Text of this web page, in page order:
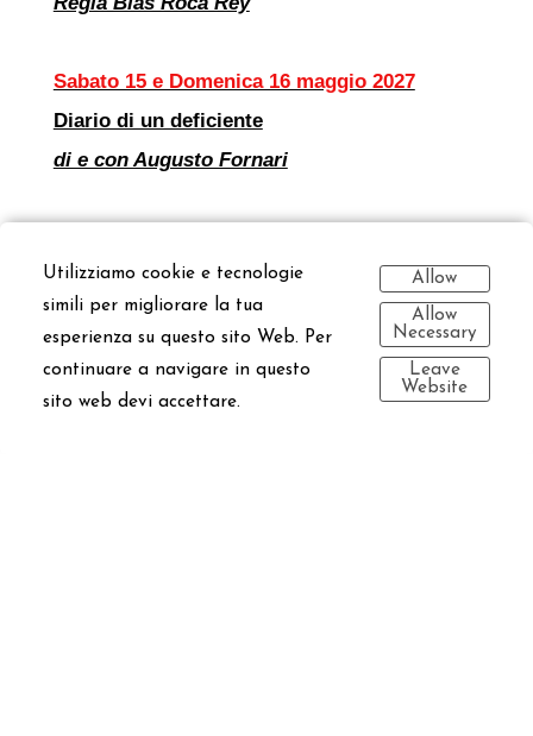
Sabato 15 e Domenica 16 maggio 2027
Diario di un deficiente
di e con Augusto Fornari
Programma degli spettacoli
Utilizziamo cookie e tecnologie
simili per migliorare la tua
esperienza su questo sito Web. Per
continuare a navigare in questo
sito web devi accettare.
Allow
Allow
Necessary
Leave
Website